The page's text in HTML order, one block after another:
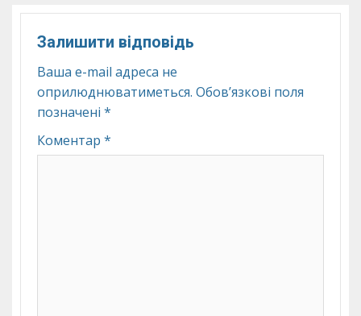
Залишити відповідь
Ваша e-mail адреса не
оприлюднюватиметься. Обов’язкові поля
позначені *
Коментар *